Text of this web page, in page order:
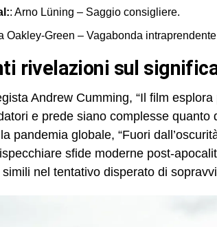
: Arno Lüning – Saggio consigliere.
Oakley-Green – Vagabonda
rivelazioni sul
Andrew Cumming, “Il film
e prede siano complesse quanto
pandemia globale, “Fuori
sfide moderne post-
nel tentativo disperato di